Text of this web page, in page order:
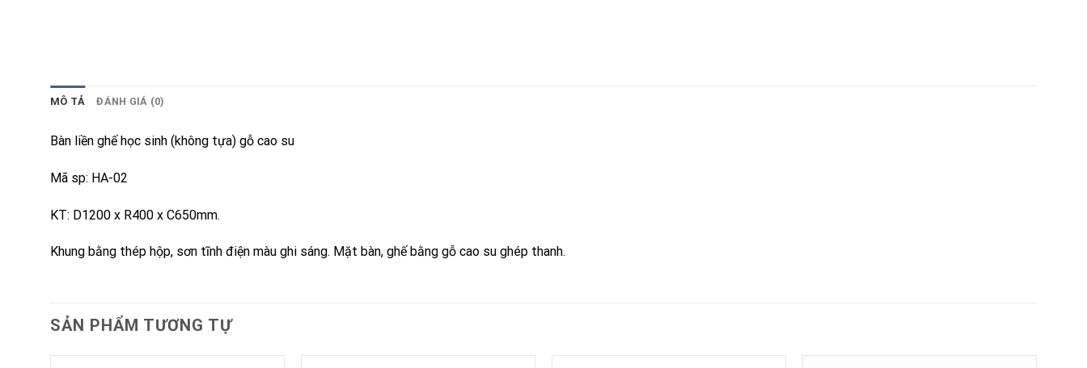
MÔ TẢ ĐÁNH GIÁ (0)
Bàn liền ghế học sinh (không tựa) gỗ cao su
Mã sp: HA-02
KT: D1200 x R400 x C650mm.
Khung bằng thép hộp, sơn tĩnh điện màu ghi sáng. Mặt bàn, ghế bằng gỗ cao su ghép thanh.
SẢN PHẨM TƯƠNG TỰ